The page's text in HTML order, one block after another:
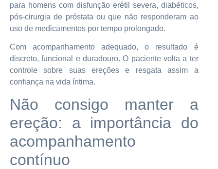
para homens com disfunção erétil severa, diabéticos,
pós-cirurgia de próstata ou que não responderam ao
uso de medicamentos por tempo prolongado.
Com acompanhamento adequado, o resultado é
discreto, funcional e duradouro. O paciente volta a ter
controle sobre suas ereções e resgata assim a
confiança na vida íntima.
Não consigo manter a
ereção: a importância do
acompanhamento
contínuo